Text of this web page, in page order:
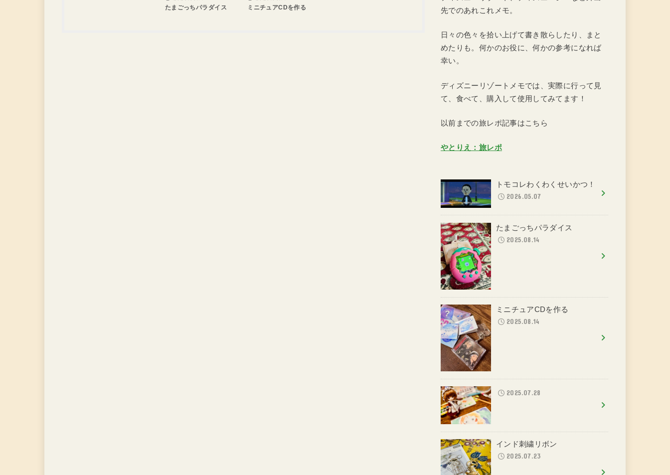
たまごっちパラダイス ミニチュアCDを作る
先でのあれこれメモ。
日々の色々を拾い上げて書き散らしたり、まと
めたりも。何かのお役に、何かの参考になれば
幸い。
ディズニーリゾートメモでは、実際に行って見
て、食べて、購入して使用してみてます！
以前までの旅レポ記事はこちら
やとりえ：旅レポ
トモコレわくわくせいかつ！
2026.05.07
たまごっちパラダイス
2025.08.14
ミニチュアCDを作る
2025.08.14
2025.07.28
インド刺繍リボン
2025.07.23